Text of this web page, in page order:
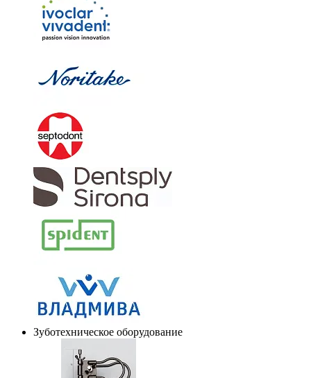
Зуботехническое оборудование